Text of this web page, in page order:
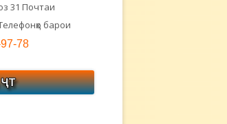
31 Почтаи
барои
78